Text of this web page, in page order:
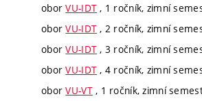
oborVU-IDT , 1 ročník, zimní
oborVU-IDT , 2 ročník, zimní
oborVU-IDT , 3 ročník, zimní
oborVU-IDT , 4 ročník, zimní
oborVU-VT, 1 ročník, zimní